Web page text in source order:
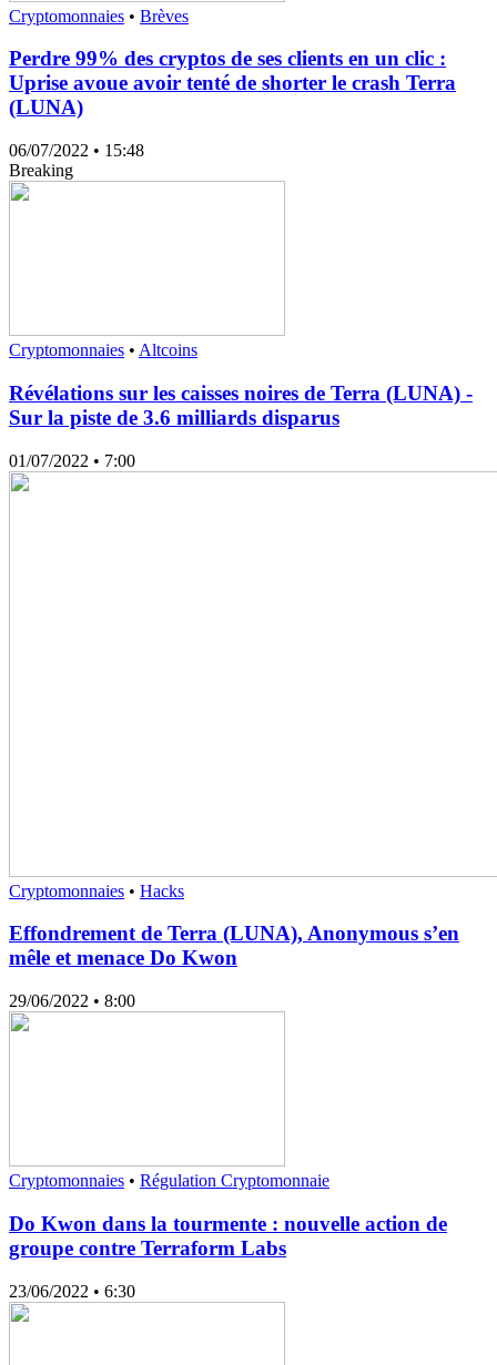
Cryptomonnaies • Brèves
Perdre 99% des cryptos de ses clients en un clic :
Uprise avoue avoir tenté de shorter le crash Terra
(LUNA)
06/07/2022 • 15:48
Breaking
Cryptomonnaies • Altcoins
Révélations sur les caisses noires de Terra (LUNA) -
Sur la piste de 3.6 milliards disparus
01/07/2022 • 7:00
Cryptomonnaies • Hacks
Effondrement de Terra (LUNA), Anonymous s’en
mêle et menace Do Kwon
29/06/2022 • 8:00
Cryptomonnaies • Régulation Cryptomonnaie
Do Kwon dans la tourmente : nouvelle action de
groupe contre Terraform Labs
23/06/2022 • 6:30